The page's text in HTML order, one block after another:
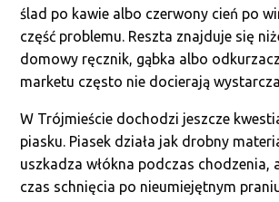
ślad po kawie albo czerwony cień po
część problemu. Reszta znajduje się
domowy ręcznik, gąbka albo
marketu często nie docierają
W Trójmieście dochodzi jeszcze
piasku. Piasek działa jak drobny
uszkadza włókna podczas chodzenia,
czas schnięcia po nieumiejętnym